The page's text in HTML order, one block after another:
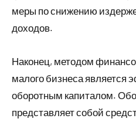
меры по снижению
доходов.
Наконец, методом
малого бизнеса является
оборотным капиталом.
представляет собой